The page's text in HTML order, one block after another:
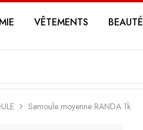
VÊTEMENTS BEAUTÉ
Semoule moyenne RANDA 1k